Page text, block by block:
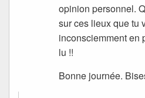
opinion personnel.
sur ces lieux que tu
inconsciemment en
lu !!
Bonne journée.